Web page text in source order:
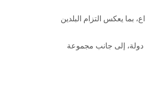
بما يعكس التزام البلدين
الجدير بالذكر أن مهرجان "فريج الفن والتصميم" يُعد أحد أبرز المنصات الفنية في المنطقة، حيث يشارك في نسخته الثانية أكثر من 120 فنانًا من 21 دولة، إلى جانب مجموعة